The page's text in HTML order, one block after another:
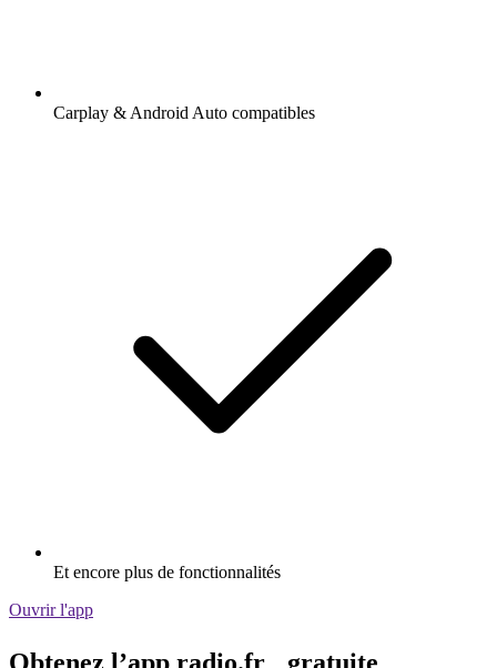
Carplay & Android Auto compatibles
Et encore plus de fonctionnalités
Ouvrir l'app